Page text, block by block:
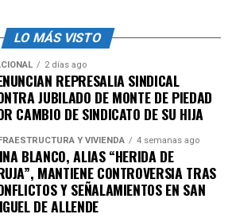
LO MÁS VISTO
2 días ago
REPRESALIA SINDICAL
JUBILADO DE MONTE DE PIEDAD
CAMBIO DE SINDICATO DE SU HIJA
Y VIVIENDA 4 semanas ago
BLANCO, ALIAS “HERIDA DE
MANTIENE CONTROVERSIA TRAS
Y SEÑALAMIENTOS EN SAN
DE ALLENDE